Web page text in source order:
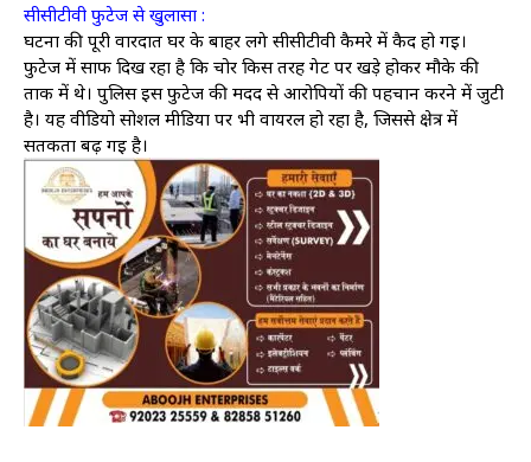
सीसीटीवी फुटेज से खुलासा :
घटना की पूरी वारदात घर के बाहर लगे सीसीटीवी कैमरे में कैद हो गई।
फुटेज में साफ दिख रहा है कि चोर किस तरह गेट पर खड़े होकर मौके की
ताक में थे। पुलिस इस फुटेज की मदद से आरोपियों की पहचान करने में जुटी
है। यह वीडियो सोशल मीडिया पर भी वायरल हो रहा है, जिससे क्षेत्र में
सतर्कता बढ़ गई है।